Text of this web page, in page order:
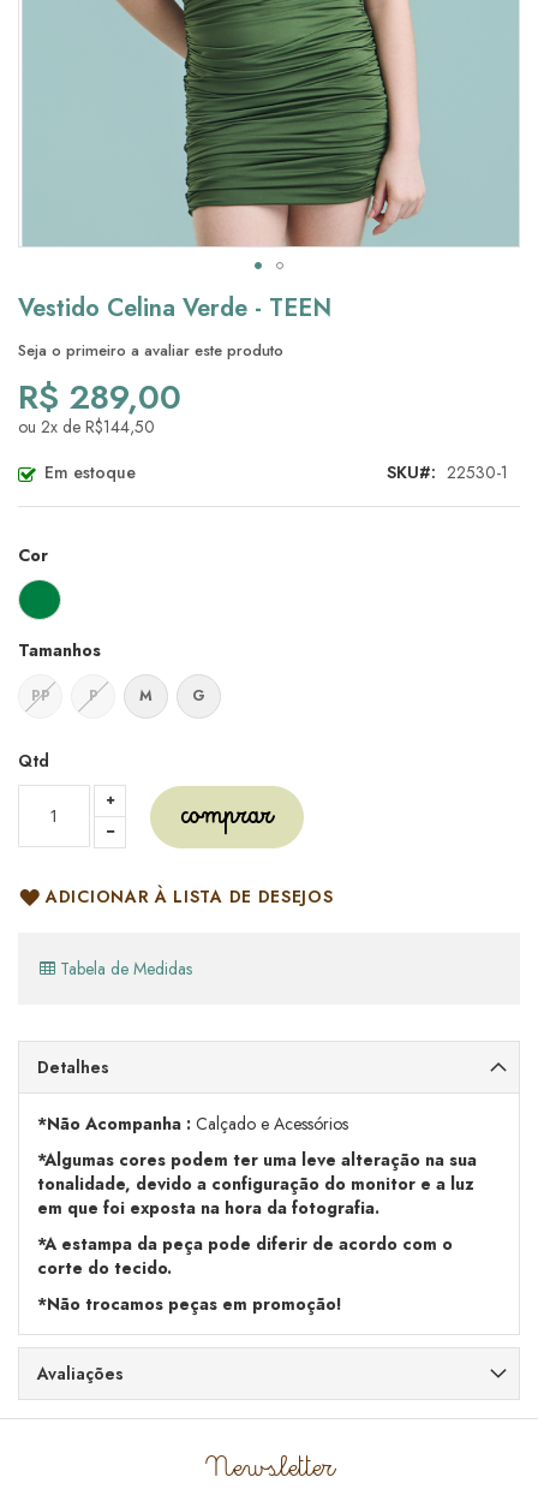
Vestido Celina Verde - TEEN
Seja o primeiro a avaliar este produto
R$ 289,00
ou 2x de R$144,50
Em estoque
SKU 22530-1
Cor
Tamanhos
PP P M G
Qtd
comprar
ADICIONAR À LISTA DE DESEJOS
Tabela de Medidas
Saltar
para
o
início
da
Galeria
de
imagens
Detalhes
*Não Acompanha : Calçado e Acessórios
*Algumas cores podem ter uma leve alteração na sua
tonalidade, devido a configuração do monitor e a luz
em que foi exposta na hora da fotografia.
*A estampa da peça pode diferir de acordo com o
corte do tecido.
*Não trocamos peças em promoção!
Avaliações
Newsletter